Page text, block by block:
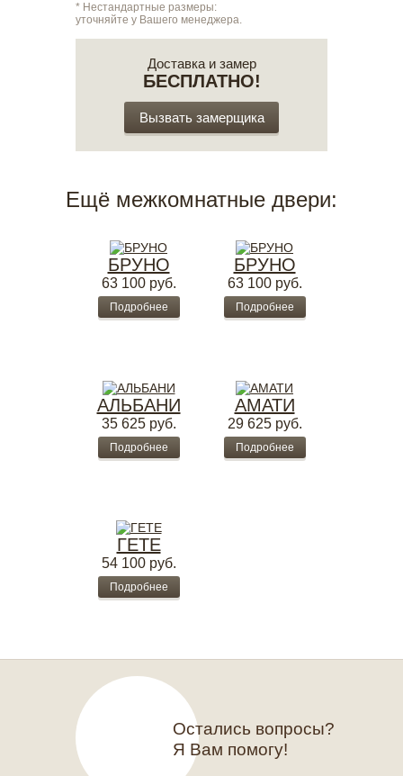
* Нестандартные размеры:
уточняйте у Вашего менеджера.
Доставка и замер
БЕСПЛАТНО!
Вызвать замерщика
Ещё межкомнатные двери:
БРУНО
63 100 руб.
Подробнее
БРУНО
63 100 руб.
Подробнее
АЛЬБАНИ
35 625 руб.
Подробнее
АМАТИ
29 625 руб.
Подробнее
ГЕТЕ
54 100 руб.
Подробнее
Остались вопросы?
Я Вам помогу!